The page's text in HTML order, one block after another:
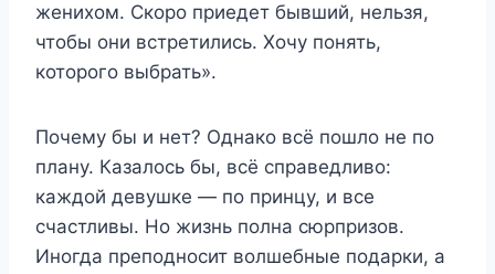
женихом. Скоро приедет бывший, нельзя,
чтобы они встретились. Хочу понять,
которого выбрать».
Почему бы и нет? Однако всё пошло не по
плану. Казалось бы, всё справедливо:
каждой девушке — по принцу, и все
счастливы. Но жизнь полна сюрпризов.
Иногда преподносит волшебные подарки, а